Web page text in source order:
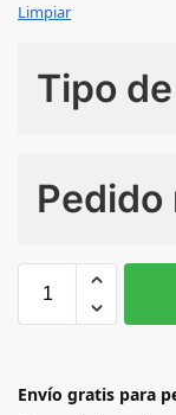
Limpiar
Tipo
RED
Envío gratis para